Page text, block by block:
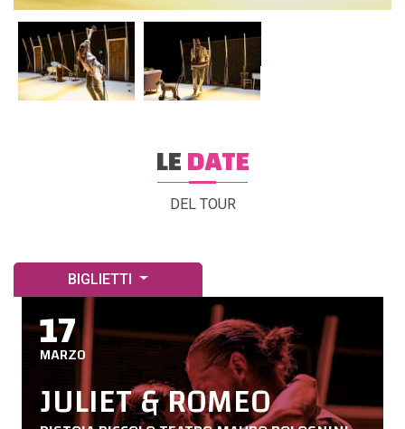
LEDATE
DEL TOUR
BIGLIETTI
17
MARZO
JULIET & ROMEO